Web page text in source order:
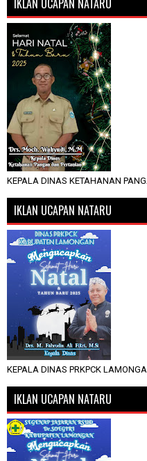
KEPALA DINAS KETAHANAN
IKLAN UCAPAN NATARU
KEPALA DINAS PRKPCK
IKLAN UCAPAN NATARU